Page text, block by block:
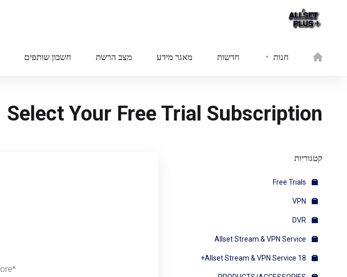
חנות חדשות מאגר מידע מצב הרשת חשבון שותפים
Select Your Free Trial Subscription
קטגוריות
*Complimentary Live Content, CCTV & much more